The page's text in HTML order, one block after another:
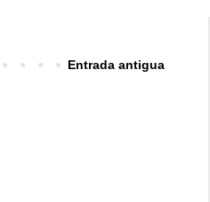
Entrada antigua